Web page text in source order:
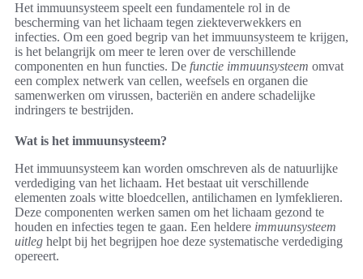
Het immuunsysteem speelt een fundamentele rol in de
bescherming van het lichaam tegen ziekteverwekkers en
infecties. Om een goed begrip van het immuunsysteem te krijgen,
is het belangrijk om meer te leren over de verschillende
componenten en hun functies. De functie immuunsysteem omvat
een complex netwerk van cellen, weefsels en organen die
samenwerken om virussen, bacteriën en andere schadelijke
indringers te bestrijden.
Wat is het immuunsysteem?
Het immuunsysteem kan worden omschreven als de natuurlijke
verdediging van het lichaam. Het bestaat uit verschillende
elementen zoals witte bloedcellen, antilichamen en lymfeklieren.
Deze componenten werken samen om het lichaam gezond te
houden en infecties tegen te gaan. Een heldere immuunsysteem
uitleg helpt bij het begrijpen hoe deze systematische verdediging
opereert.